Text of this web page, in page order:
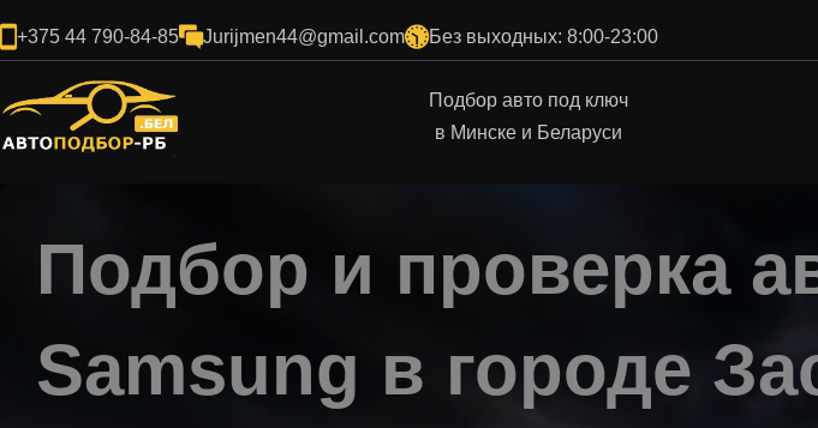
+375 44 790-84-85 Jurijmen44@gmail.com Без выходных: 8:00-23:00
Подбор авто под ключ
в Минске и Беларуси
Подбор и проверка
Samsung в городе